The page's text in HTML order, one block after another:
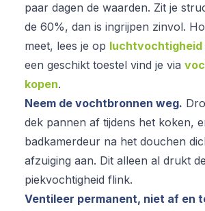
paar dagen de waarden. Zit je
de 60%, dan is ingrijpen zinvol.
meet, lees je op luchtvochtigheid
een geschikt toestel vind je via
kopen.
Neem de vochtbronnen weg.
dek pannen af tijdens het koken,
badkamerdeur na het douchen
afzuiging aan. Dit alleen al drukt de
piekvochtigheid flink.
Ventileer permanent, niet af en